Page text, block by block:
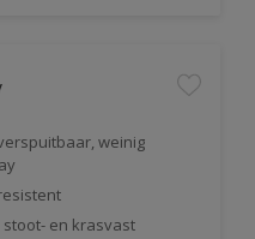
weinig
stoot- en krasvast